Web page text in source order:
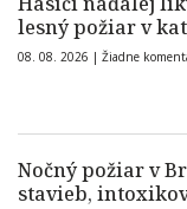
lesný požiar v
08. 08. 2026 | Žiadne
Nočný požiar v
stavieb,